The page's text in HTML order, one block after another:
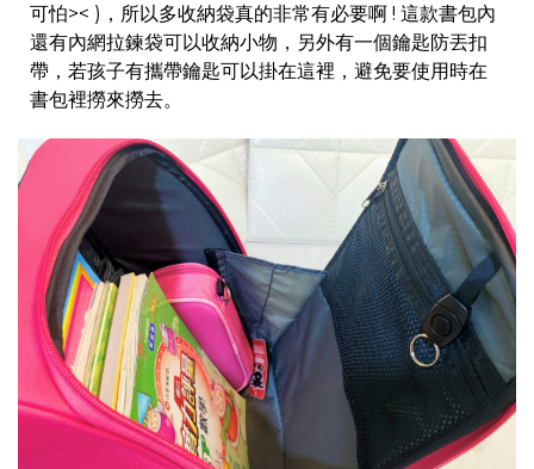
可怕>< )，所以多收納袋真的非常有必要啊 ! 這款書包內
還有內網拉鍊袋可以收納小物，另外有一個鑰匙防丟扣
帶，若孩子有攜帶鑰匙可以掛在這裡，避免要使用時在
書包裡撈來撈去。